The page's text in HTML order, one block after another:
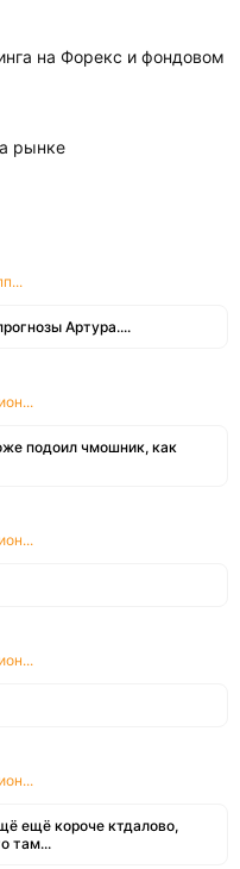
на Форекс и фондовом
рынке
Артура....
подоил чмошник, как
ещё короче ктдалово,
там...